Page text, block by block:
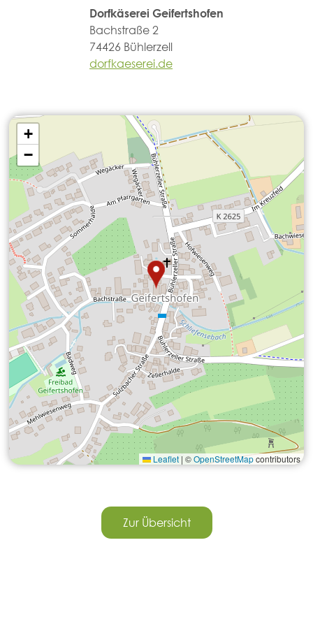
Dorfkäserei Geifertshofen
Bachstraße 2
74426 Bühlerzell
dorfkaeserei.de
+
−
Leaflet | ©OpenStreetMapcontributors
Zur Übersicht